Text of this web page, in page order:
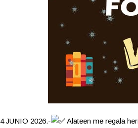
4 JUNIO 2026.-
Alateen me regala